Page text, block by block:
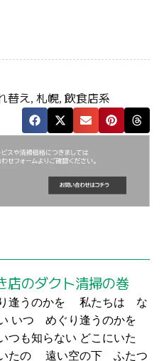
替え, 札幌, 飲食店系
店のダクト清掃の巻
逢うのかを 私たちは な
いつ めぐり逢うのかを
も知らない どこにいた
たの 遠い空の下 ふたつ